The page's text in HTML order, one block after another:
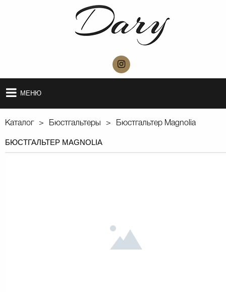
МЕНЮ
Каталог Бюстгальтеры Бюстгальтер Magnolia
БЮСТГАЛЬТЕР MAGNOLIA